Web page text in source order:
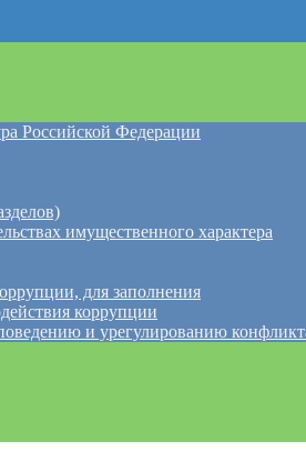
Российской Федерации
имущественного характера
для заполнения
коррупции
и урегулированию